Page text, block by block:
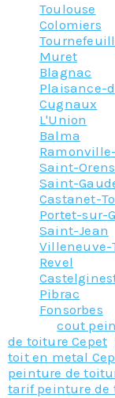
Toulouse
Colomiers
Muret
Blagnac
Plaisance-
Cugnaux
L'Union
Balma
Saint-
Saint-
Castanet-
Portet-sur-
Saint-Jean
Villeneuve-
Revel
Pibrac
Fonsorbes
Taggedcout
de toiture Cepet
toit en metal
peinture de
tarif peinture de